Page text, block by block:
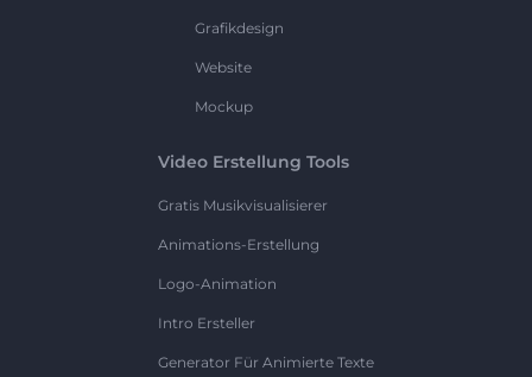
Grafikdesign
Website
Mockup
Video Erstellung Tools
Gratis Musikvisualisierer
Animations-Erstellung
Logo-Animation
Intro Ersteller
Generator Für Animierte Texte